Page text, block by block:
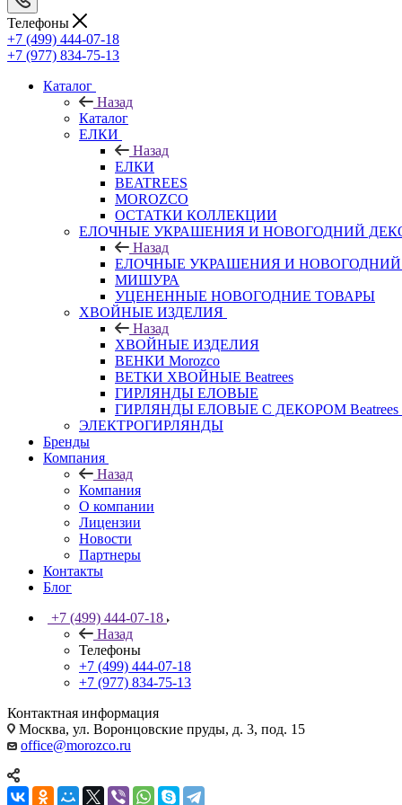
Телефоны
+7 (499) 444-07-18
+7 (977) 834-75-13
Каталог
Назад
Каталог
ЕЛКИ
Назад
ЕЛКИ
BEATREES
MOROZCO
ОСТАТКИ КОЛЛЕКЦИИ
ЕЛОЧНЫЕ УКРАШЕНИЯ И НОВОГОДНИЙ
Назад
ЕЛОЧНЫЕ УКРАШЕНИЯ И НОВОГОДНИЙ
МИШУРА
УЦЕНЕННЫЕ НОВОГОДНИЕ ТОВАРЫ
ХВОЙНЫЕ ИЗДЕЛИЯ
Назад
ХВОЙНЫЕ ИЗДЕЛИЯ
ВЕНКИ Morozco
ВЕТКИ ХВОЙНЫЕ Beatrees
ГИРЛЯНДЫ ЕЛОВЫЕ
ГИРЛЯНДЫ ЕЛОВЫЕ С ДЕКОРОМ Beatrees
ЭЛЕКТРОГИРЛЯНДЫ
Бренды
Компания
Назад
Компания
О компании
Лицензии
Новости
Партнеры
Контакты
Блог
+7 (499) 444-07-18
Назад
Телефоны
+7 (499) 444-07-18
+7 (977) 834-75-13
Контактная информация
Москва, ул. Воронцовские пруды, д. 3, под. 15
office@morozco.ru